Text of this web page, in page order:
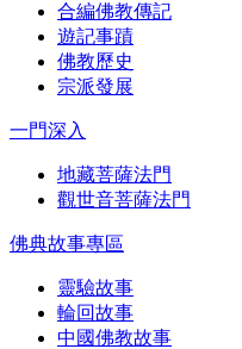
合編佛教傳記
遊記事蹟
佛教歷史
宗派發展
一門深入
地藏菩薩法門
觀世音菩薩法門
佛典故事專區
靈驗故事
輪回故事
中國佛教故事